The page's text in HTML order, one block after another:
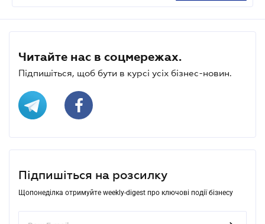
Читайте нас в соцмережах.
Підпишіться, щоб бути в курсі усіх бізнес-новин.
Підпишіться на розсилку
Щопонеділка отримуйте weekly-digest про ключові події бізнесу